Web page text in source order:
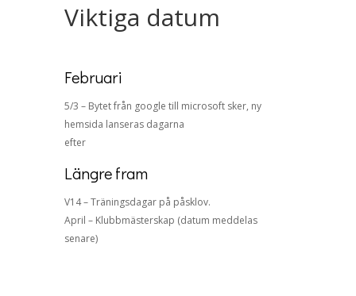
Viktiga datum
Februari
5/3 – Bytet från google till microsoft sker, ny
hemsida lanseras dagarna
efter
Längre fram
V14 – Träningsdagar på påsklov.
April – Klubbmästerskap (datum meddelas
senare)